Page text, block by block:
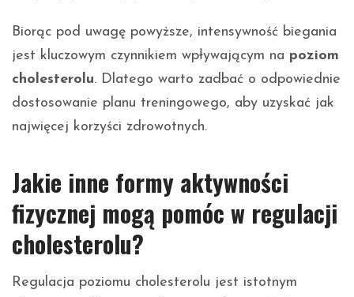
Biorąc pod uwagę powyższe, intensywność biegania
jest kluczowym czynnikiem wpływającym na poziom
cholesterolu. Dlatego warto zadbać o odpowiednie
dostosowanie planu treningowego, aby uzyskać jak
najwięcej korzyści zdrowotnych.
Jakie inne formy aktywności
fizycznej mogą pomóc w regulacji
cholesterolu?
Regulacja poziomu cholesterolu jest istotnym